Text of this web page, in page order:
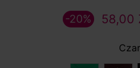
58,00
-20%